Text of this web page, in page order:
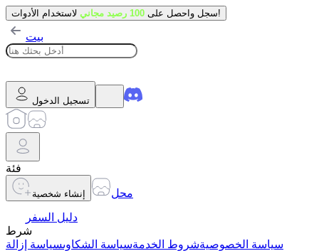
سجل واحصل على 100 رصيد مجاني لاستخدام الأدوات!
بيت
تسجيل الدخول
فئة
إنشاء شخصية
محل
دليل السفر
شرط
سياسة الخصوصيةشروط الخدمةسياسة الشكاوىسياسة إزالة